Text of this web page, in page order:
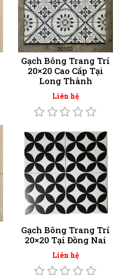
Gạch Bông Trang Trí
20×20 Cao Cấp Tại
Long Thành
Liên hệ
Gạch Bông Trang Trí
20×20 Tại Đồng Nai
Liên hệ